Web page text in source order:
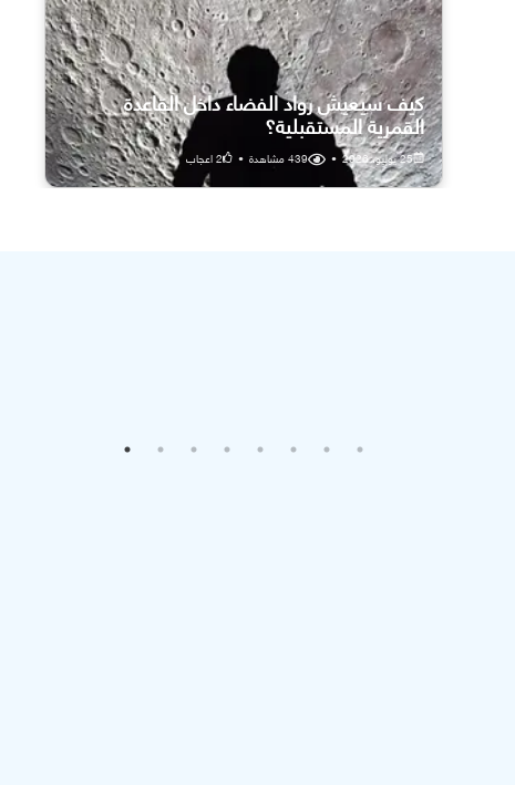
كيف سيعيش رواد الفضاء داخل القاعدة
القمرية المستقبلية؟
25 يوليو، 2026 •
439مشاهدة •
2اعجاب